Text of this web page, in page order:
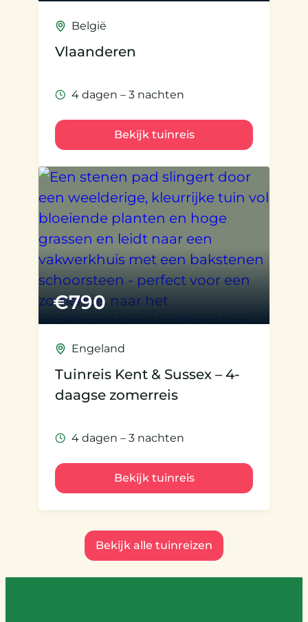
België
Vlaanderen
4 dagen – 3 nachten
Bekijk tuinreis
€790
Engeland
Tuinreis Kent & Sussex – 4-
daagse zomerreis
4 dagen – 3 nachten
Bekijk tuinreis
Bekijk alle tuinreizen